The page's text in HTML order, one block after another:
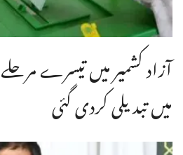
آزاد کشمیر میں تیسرے
میں تبدیلی کردی گئی